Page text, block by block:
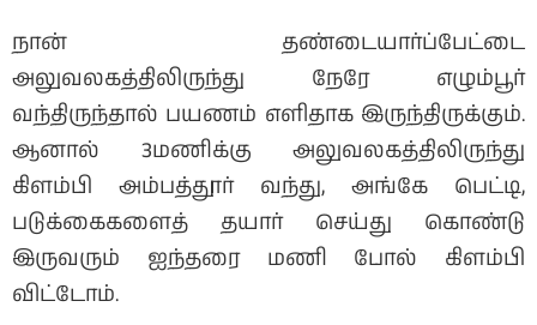
நான் தண்டையார்ப்பேட்டை
அலுவலகத்திலிருந்து நேரே எழும்பூர்
வந்திருந்தால் பயணம் எளிதாக இருந்திருக்கும்.
ஆனால் 3மணிக்கு அலுவலகத்திலிருந்து
கிளம்பி அம்பத்தூர் வந்து, அங்கே பெட்டி,
படுக்கைகளைத் தயார் செய்து கொண்டு
இருவரும் ஐந்தரை மணி போல் கிளம்பி
விட்டோம்.